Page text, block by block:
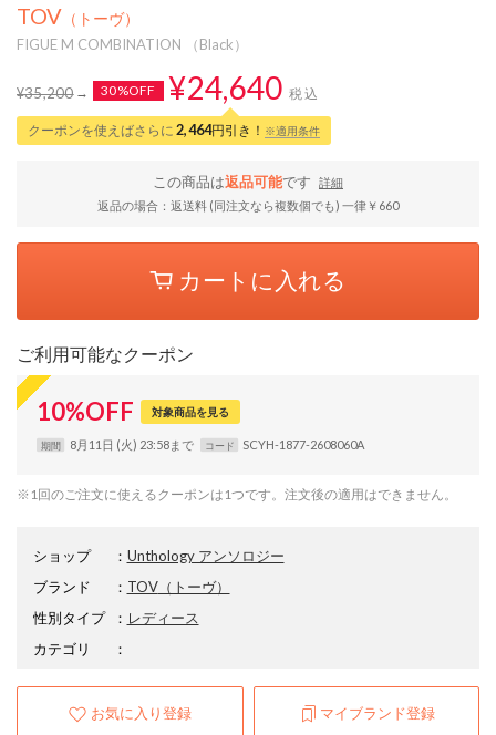
TOV （トーヴ）
FIGUE M COMBINATION （Black）
¥35,200 30%OFF ¥24,640 税込
クーポンを使えばさらに 2,464円引き！ ※適用条件
この商品は返品可能です
詳細
返品の場合：返送料 (同注文なら複数個でも) 一律￥660
カートに入れる
ご利用可能なクーポン
10%OFF 対象商品を見る
期間 8月11日 (火) 23:58まで コード SCYH-1877-2608060A
※1回のご注文に使えるクーポンは1つです。注文後の適用はできません。
ショップ ： Unthology アンソロジー
ブランド
： TOV（トーヴ）
性別タイプ
： レディース
カテゴリ
：
お気に入り登録 マイブランド登録